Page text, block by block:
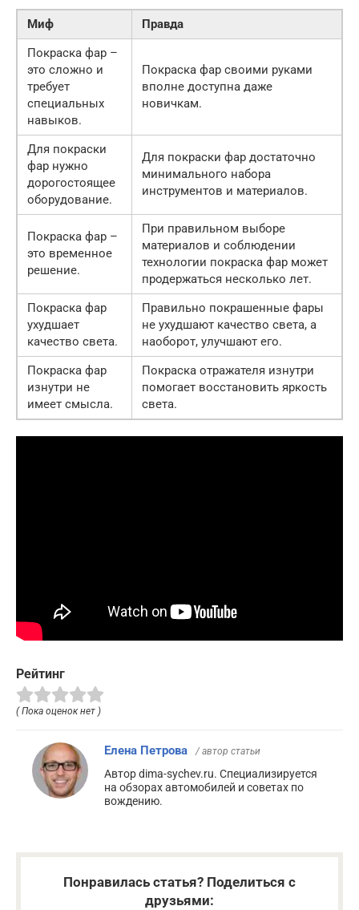
Миф
Правда
Покраска фар –
это сложно и
требует
специальных
навыков.
Покраска фар своими руками
вполне доступна даже
новичкам.
Для покраски
фар нужно
дорогостоящее
оборудование.
Для покраски фар достаточно
минимального набора
инструментов и материалов.
Покраска фар –
это временное
решение.
При правильном выборе
материалов и соблюдении
технологии покраска фар может
продержаться несколько лет.
Покраска фар
ухудшает
качество света.
Правильно покрашенные фары
не ухудшают качество света, а
наоборот, улучшают его.
Покраска фар
изнутри не
имеет смысла.
Покраска отражателя изнутри
помогает восстановить яркость
света.
Рейтинг
( Пока оценок нет )
Елена Петрова / автор статьи
Автор dima-sychev.ru. Специализируется
на обзорах автомобилей и советах по
вождению.
Понравилась статья? Поделиться с
друзьями: